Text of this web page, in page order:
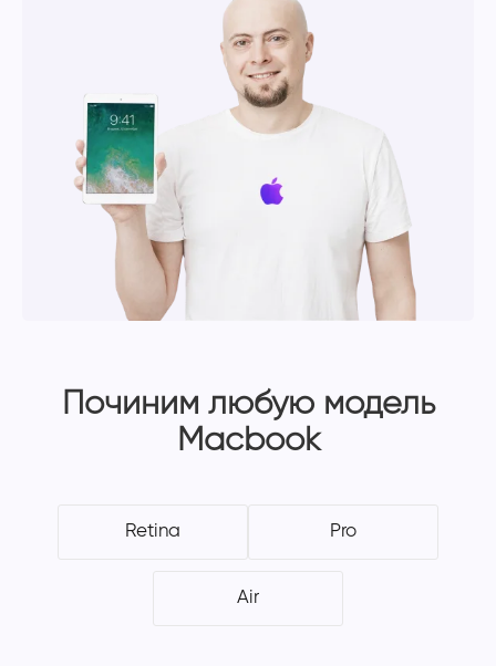
Починим любую модель
Macbook
Retina Pro
Air